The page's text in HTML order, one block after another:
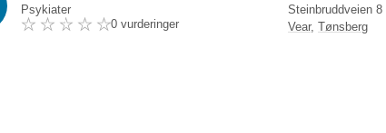
Psykiater
0 vurderinger
Steinbruddveien 8
Vear, Tønsberg